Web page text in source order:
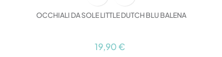
OCCHIALI DA SOLE LITTLE DUTCH BLU BALENA
19,90 €